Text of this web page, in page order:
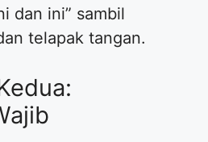
dan ini” sambil
telapak tangan.